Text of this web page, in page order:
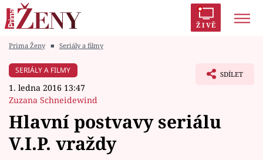
ŽIVĚ
Módní alarm
Témata
Prima Ženy ■ Seriály a filmy
SERIÁLY A FILMY
1. ledna 2016 13:47
Zuzana Schneidewind
SDÍLET
Hlavní postvavy seriálu
V.I.P. vraždy